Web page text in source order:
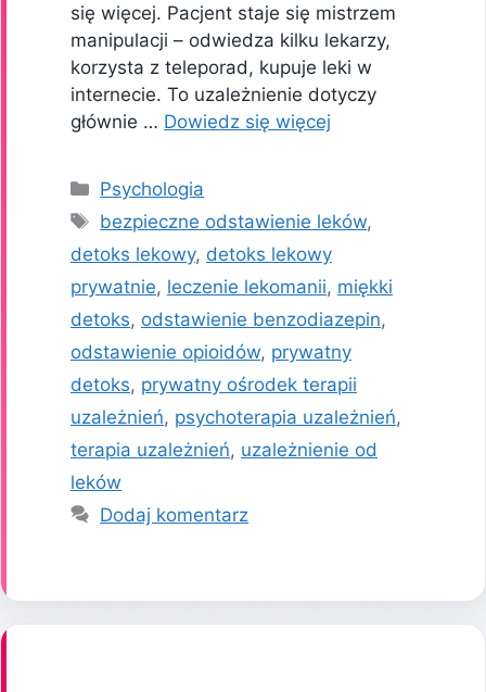
się więcej. Pacjent staje się mistrzem
manipulacji – odwiedza kilku lekarzy,
korzysta z teleporad, kupuje leki w
internecie. To uzależnienie dotyczy
głównie … Dowiedz się więcej
Kategorie
Psychologia
Tagi
bezpieczne odstawienie leków,
detoks lekowy, detoks lekowy
prywatnie, leczenie lekomanii, miękki
detoks, odstawienie benzodiazepin,
odstawienie opioidów, prywatny
detoks, prywatny ośrodek terapii
uzależnień, psychoterapia uzależnień,
terapia uzależnień, uzależnienie od
leków
Dodaj komentarz